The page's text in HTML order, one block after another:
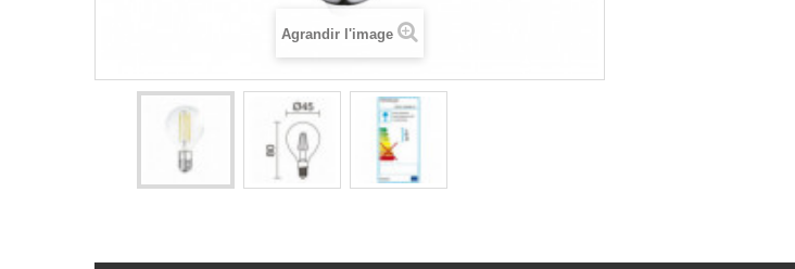
Agrandir l'image